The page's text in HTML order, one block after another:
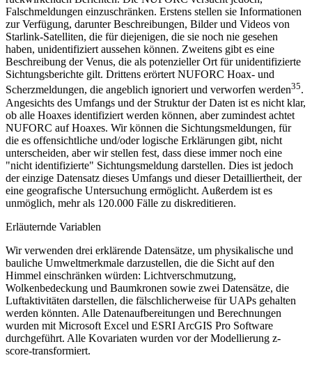
Falschmeldungen einzuschränken. Erstens stellen sie Informationen
zur Verfügung, darunter Beschreibungen, Bilder und Videos von
Starlink-Satelliten, die für diejenigen, die sie noch nie gesehen
haben, unidentifiziert aussehen können. Zweitens gibt es eine
Beschreibung der Venus, die als potenzieller Ort für unidentifizierte
Sichtungsberichte gilt. Drittens erörtert NUFORC Hoax- und
Scherzmeldungen, die angeblich ignoriert und verworfen werden35.
Angesichts des Umfangs und der Struktur der Daten ist es nicht klar,
ob alle Hoaxes identifiziert werden können, aber zumindest achtet
NUFORC auf Hoaxes. Wir können die Sichtungsmeldungen, für
die es offensichtliche und/oder logische Erklärungen gibt, nicht
unterscheiden, aber wir stellen fest, dass diese immer noch eine
"nicht identifizierte" Sichtungsmeldung darstellen. Dies ist jedoch
der einzige Datensatz dieses Umfangs und dieser Detailliertheit, der
eine geografische Untersuchung ermöglicht. Außerdem ist es
unmöglich, mehr als 120.000 Fälle zu diskreditieren.
Erläuternde Variablen
Wir verwenden drei erklärende Datensätze, um physikalische und
bauliche Umweltmerkmale darzustellen, die die Sicht auf den
Himmel einschränken würden: Lichtverschmutzung,
Wolkenbedeckung und Baumkronen sowie zwei Datensätze, die
Luftaktivitäten darstellen, die fälschlicherweise für UAPs gehalten
werden könnten. Alle Datenaufbereitungen und Berechnungen
wurden mit Microsoft Excel und ESRI ArcGIS Pro Software
durchgeführt. Alle Kovariaten wurden vor der Modellierung z-
score-transformiert.